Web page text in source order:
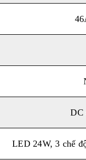
DC
LED 24W, 3 chế